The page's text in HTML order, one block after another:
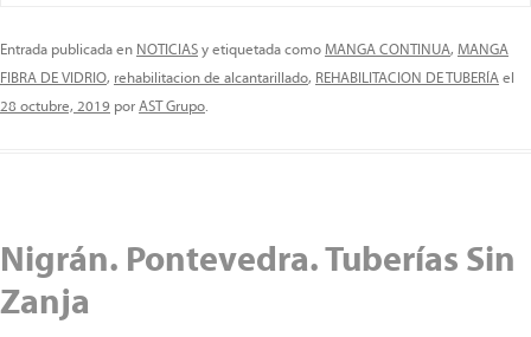
Entrada publicada en NOTICIASy etiquetada comoMANGA CONTINUA, MANGA
FIBRA DE VIDRIO, rehabilitacion de alcantarillado, REHABILITACION DE TUBERÍAel
28 octubre, 2019 porAST Grupo.
Nigrán. Pontevedra. Tuberías Sin
Zanja